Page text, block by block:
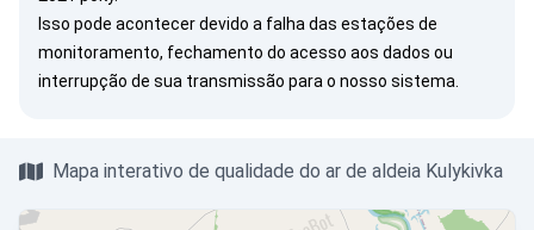
Isso pode acontecer devido a falha das estações de
monitoramento, fechamento do acesso aos dados ou
interrupção de sua transmissão para o nosso sistema.
Mapa interativo de qualidade do ar de aldeia Kulykivka